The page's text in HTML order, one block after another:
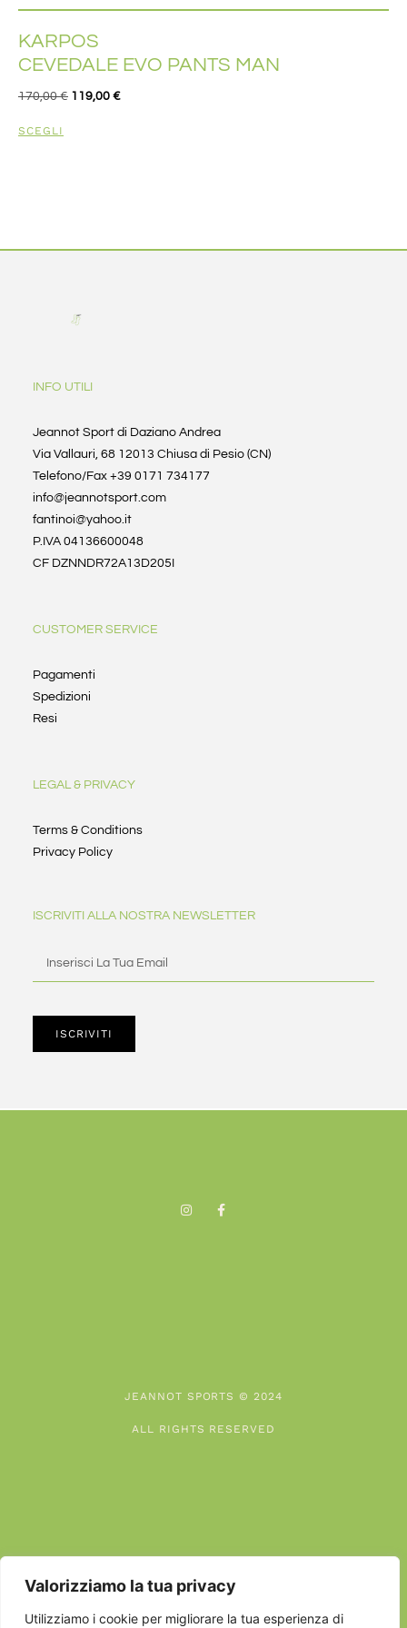
Valorizziamo la tua privacy
Utilizziamo i cookie per migliorare la tua esperienza di
KARPOS
CEVEDALE EVO PANTS MAN
170,00€ 119,00 €
SCEGLI
INFO UTILI
Jeannot Sport di Daziano Andrea
Via Vallauri, 68 12013 Chiusa di Pesio (CN)
Telefono/Fax +39 0171 734177
info@jeannotsport.com
fantinoi@yahoo.it
P.IVA 04136600048
CF DZNNDR72A13D205I
CUSTOMER SERVICE
Pagamenti
Spedizioni
Resi
LEGAL & PRIVACY
Terms & Conditions
Privacy Policy
ISCRIVITI ALLA NOSTRA NEWSLETTER
ISCRIVITI
JEANNOT SPORTS © 2024
ALL RIGHTS RESERVED
DEVELOPED BY EDISOFT